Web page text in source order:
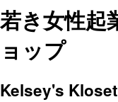
若き女性起
ョップ
Kelsey's